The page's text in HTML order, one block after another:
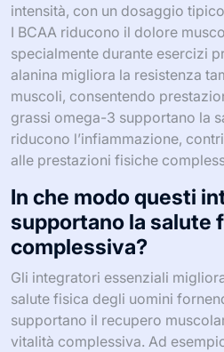
intensità, con un dosaggio
I BCAA riducono il dolore
specialmente durante esercizi
alanina migliora la resistenza
muscoli, consentendo
grassi omega-3 supportano la
riducono l’infiammazione,
alle prestazioni fisiche
In che modo questi
supportano la salute
complessiva?
Gli integratori essenziali
salute fisica degli uomini
supportano il recupero
vitalità complessiva. Ad